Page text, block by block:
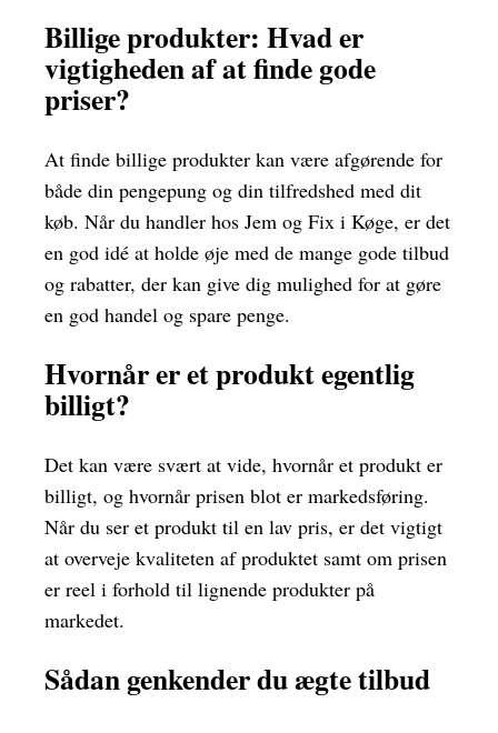
Billige produkter: Hvad er
vigtigheden af at finde gode
priser?
At finde billige produkter kan være afgørende for
både din pengepung og din tilfredshed med dit
køb. Når du handler hos Jem og Fix i Køge, er det
en god idé at holde øje med de mange gode tilbud
og rabatter, der kan give dig mulighed for at gøre
en god handel og spare penge.
Hvornår er et produkt egentlig
billigt?
Det kan være svært at vide, hvornår et produkt er
billigt, og hvornår prisen blot er markedsføring.
Når du ser et produkt til en lav pris, er det vigtigt
at overveje kvaliteten af produktet samt om prisen
er reel i forhold til lignende produkter på
markedet.
Sådan genkender du ægte tilbud